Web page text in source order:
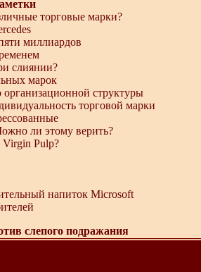
торговые марки?
миллиардов
слиянии?
марок
структуры
торговой марки
ли этому верить?
Virgin Pulp?
напиток Microsoft
слепого подражания